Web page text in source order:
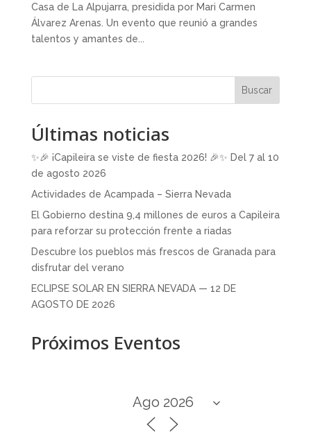
Casa de La Alpujarra, presidida por Mari Carmen
Álvarez Arenas. Un evento que reunió a grandes
talentos y amantes de...
Buscar
Últimas noticias
✨🎉 ¡Capileira se viste de fiesta 2026! 🎉✨ Del 7 al 10
de agosto 2026
Actividades de Acampada – Sierra Nevada
El Gobierno destina 9,4 millones de euros a Capileira
para reforzar su protección frente a riadas
Descubre los pueblos más frescos de Granada para
disfrutar del verano
ECLIPSE SOLAR EN SIERRA NEVADA — 12 DE
AGOSTO DE 2026
Próximos Eventos